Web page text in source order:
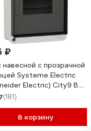
₽
навесной с прозрачной
Systeme Electric
Electric) City9 Box
EZ9EAB106
(181)
В корзину